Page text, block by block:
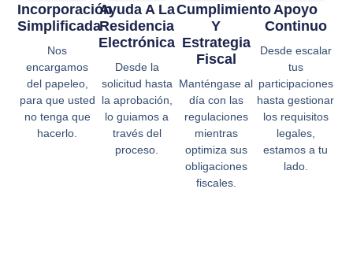
Incorporación
Simplificada
Nos
encargamos
del papeleo,
para que usted
no tenga que
hacerlo.
Ayuda A La
Residencia
Electrónica
Desde la
solicitud hasta
la aprobación,
lo guiamos a
través del
proceso.
Cumplimiento
Y
Estrategia
Fiscal
Manténgase al
día con las
regulaciones
mientras
optimiza sus
obligaciones
fiscales.
Apoyo
Continuo
Desde escalar
tus
participaciones
hasta gestionar
los requisitos
legales,
estamos a tu
lado.